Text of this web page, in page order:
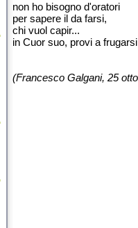
non ho bisogno d'oratori
per sapere il da farsi,
chi vuol capir...
in Cuor suo, provi a
(Francesco Galgani, 25